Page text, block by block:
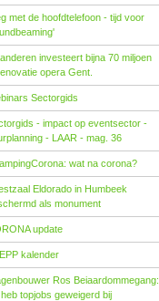
met de hoofdtelefoon - tijd voor
investeert bijna 70 miljoen
opera Gent.
Sectorgids
- impact op eventsector -
- LAAR - mag. 36
wat na corona?
Eldorado in Humbeek
als monument
update
kalender
Ros Beiaardommegang:
heb topjobs geweigerd bij